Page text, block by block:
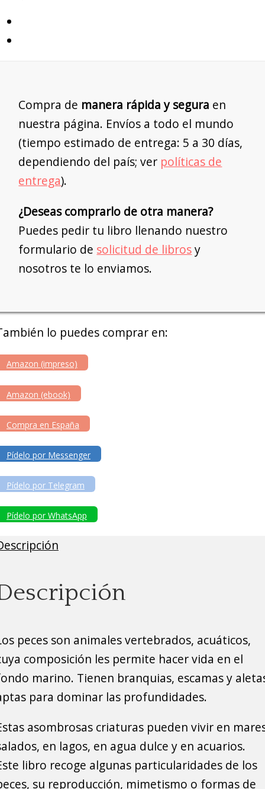
Compra de manera rápida y segura en
nuestra página. Envíos a todo el mundo
(tiempo estimado de entrega: 5 a 30 días,
dependiendo del país; ver políticas de
entrega).
¿Deseas comprarlo de otra manera?
Puedes pedir tu libro llenando nuestro
formulario de solicitud de librosy
nosotros te lo enviamos.
lo puedes comprar en:
Amazon (impreso)
Amazon (ebook)
Compra en España
Pídelo por Messenger
Pídelo por Telegram
Pídelo por WhatsApp
peces son animales vertebrados, acuáticos,
composición les permite hacer vida en el
marino. Tienen branquias, escamas y
para dominar las profundidades.
asombrosas criaturas pueden vivir en
en lagos, en agua dulce y en acuarios.
libro recoge algunas particularidades de los
su reproducción, mimetismo o formas de